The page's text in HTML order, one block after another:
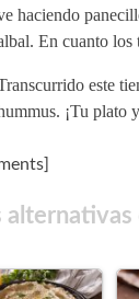
haciendo
En cuanto los
este
¡Tu plato
alternativas